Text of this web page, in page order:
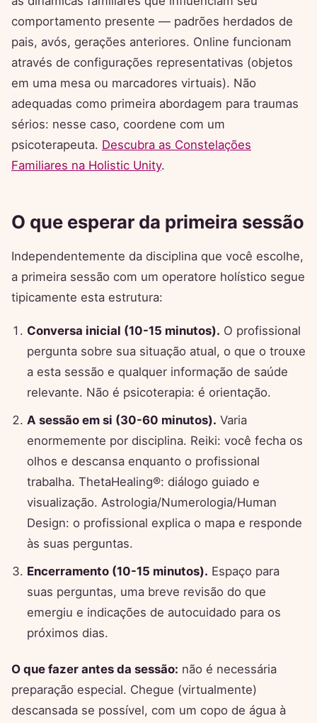
comportamento presente — padrões herdados de
pais, avós, gerações anteriores. Online funcionam
através de configurações representativas (objetos
em uma mesa ou marcadores virtuais). Não
adequadas como primeira abordagem para traumas
sérios: nesse caso, coordene com um
psicoterapeuta. Descubra as Constelações
Familiares na Holistic Unity.
O que esperar da primeira sessão
Independentemente da disciplina que você escolhe,
a primeira sessão com um operatore holístico segue
tipicamente esta estrutura:
Conversa inicial (10-15 minutos). O profissional
pergunta sobre sua situação atual, o que o trouxe
a esta sessão e qualquer informação de saúde
relevante. Não é psicoterapia: é orientação.
A sessão em si (30-60 minutos). Varia
enormemente por disciplina. Reiki: você fecha os
olhos e descansa enquanto o profissional
trabalha. ThetaHealing®: diálogo guiado e
visualização. Astrologia/Numerologia/Human
Design: o profissional explica o mapa e responde
às suas perguntas.
Encerramento (10-15 minutos). Espaço para
suas perguntas, uma breve revisão do que
emergiu e indicações de autocuidado para os
próximos dias.
O que fazer antes da sessão: não é necessária
preparação especial. Chegue (virtualmente)
descansada se possível, com um copo de água à